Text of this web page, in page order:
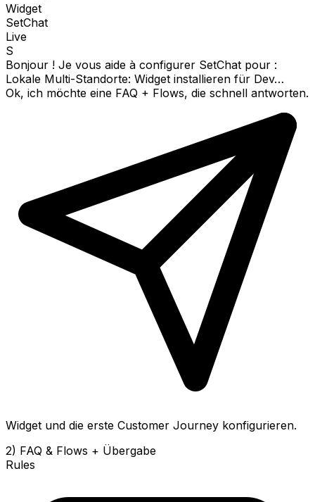
Widget
SetChat
Live
S
Bonjour ! Je vous aide à configurer SetChat pour :
Lokale Multi-Standorte: Widget installieren für Dev…
Ok, ich möchte eine FAQ + Flows, die schnell antworten.
Widget und die erste Customer Journey konfigurieren.
2) FAQ & Flows + Übergabe
Rules